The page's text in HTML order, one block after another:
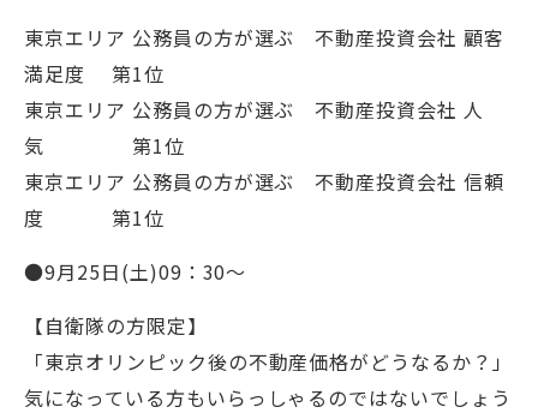
東京エリア 公務員の方が選ぶ 不動産投資会社 顧客
満足度 第1位
東京エリア 公務員の方が選ぶ 不動産投資会社 人
気 第1位
東京エリア 公務員の方が選ぶ 不動産投資会社 信頼
度 第1位
●9月25日(土)09：30～
【自衛隊の方限定】
「東京オリンピック後の不動産価格がどうなるか？」
気になっている方もいらっしゃるのではないでしょう